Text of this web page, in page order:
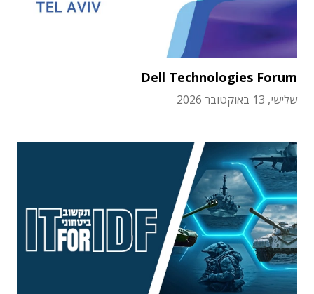
Dell Technologies Forum
שלישי, 13 באוקטובר 2026